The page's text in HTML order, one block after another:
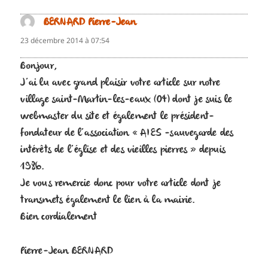
BERNARD Pierre-Jeandit :
23 décembre 2014 à 07:54
Bonjour,
J’ai lu avec grand plaisir votre article sur notre
village saint-Martin-les-eaux (04) dont je suis le
webmaster du site et également le président-
fondateur de l’association « AIES -sauvegarde des
intérêts de l’église et des vieilles pierres » depuis
1986.
Je vous remercie donc pour votre article dont je
transmets également le lien à la mairie.
Bien cordialement
Pierre-Jean BERNARD